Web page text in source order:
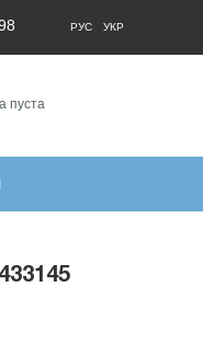
РУС УКР
пуста